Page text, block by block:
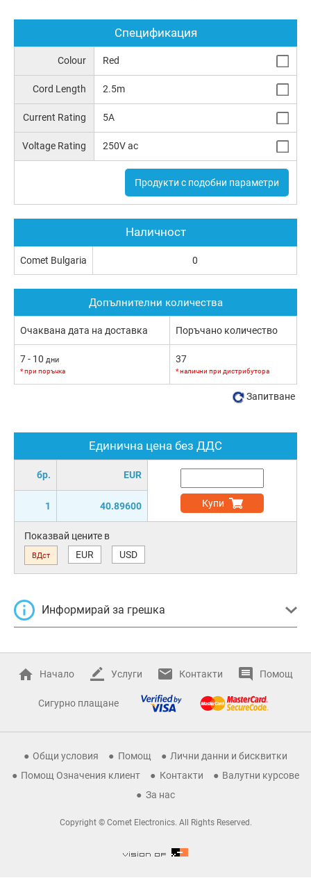
Спецификация
Colour Red
Cord Length 2.5m
Current Rating 5A
Voltage Rating 250V ac
Продукти с подобни параметри
Единична цена без ДДС
бр. EUR
1 40.89600 Купи
Показвай цените в
ВДст EUR USD
Информирай за грешка
Наличност
Comet Bulgaria 0
Допълнителни количества
Очаквана дата на доставка Поръчано количество
7 - 10 дни
* при поръчка
37
* налични при дистрибутора
Запитване
Начало Услуги Контакти Помощ
Сигурно плащане
Общи условия Помощ
Лични данни и бисквитки
Помощ Означения клиент
Контакти
Валутни курсове
За нас
Copyright © Comet Electronics. All Rights Reserved.